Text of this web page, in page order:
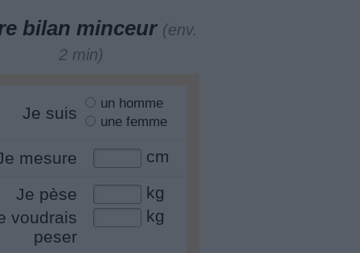
bilan minceur (env.
2 min)
Je suis
un homme
une femme
mesure cm
Je pèse
kg
voudrais
peser
kg